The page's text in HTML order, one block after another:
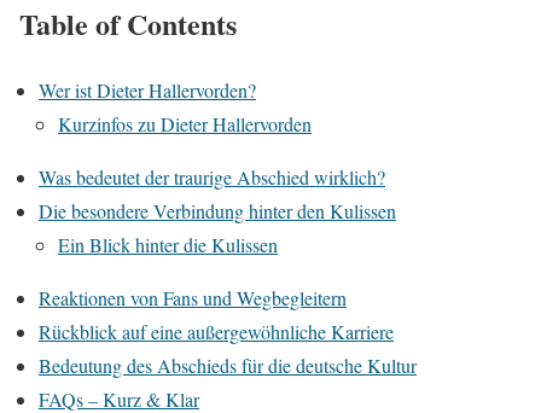
Table of Contents
Wer ist Dieter Hallervorden?
Kurzinfos zu Dieter Hallervorden
Was bedeutet der traurige Abschied wirklich?
Die besondere Verbindung hinter den Kulissen
Ein Blick hinter die Kulissen
Reaktionen von Fans und Wegbegleitern
Rückblick auf eine außergewöhnliche Karriere
Bedeutung des Abschieds für die deutsche Kultur
FAQs – Kurz & Klar